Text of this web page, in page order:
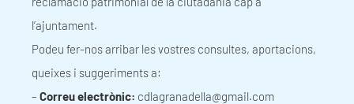
l’ajuntament.
Podeu fer-nos arribar les vostres consultes, aportacions,
queixes i suggeriments a:
– Correu electrònic: cdlagranadella@gmail.com